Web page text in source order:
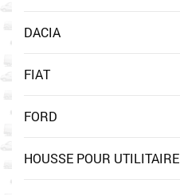
DACIA
FIAT
FORD
HOUSSE POUR UTILITAIRE